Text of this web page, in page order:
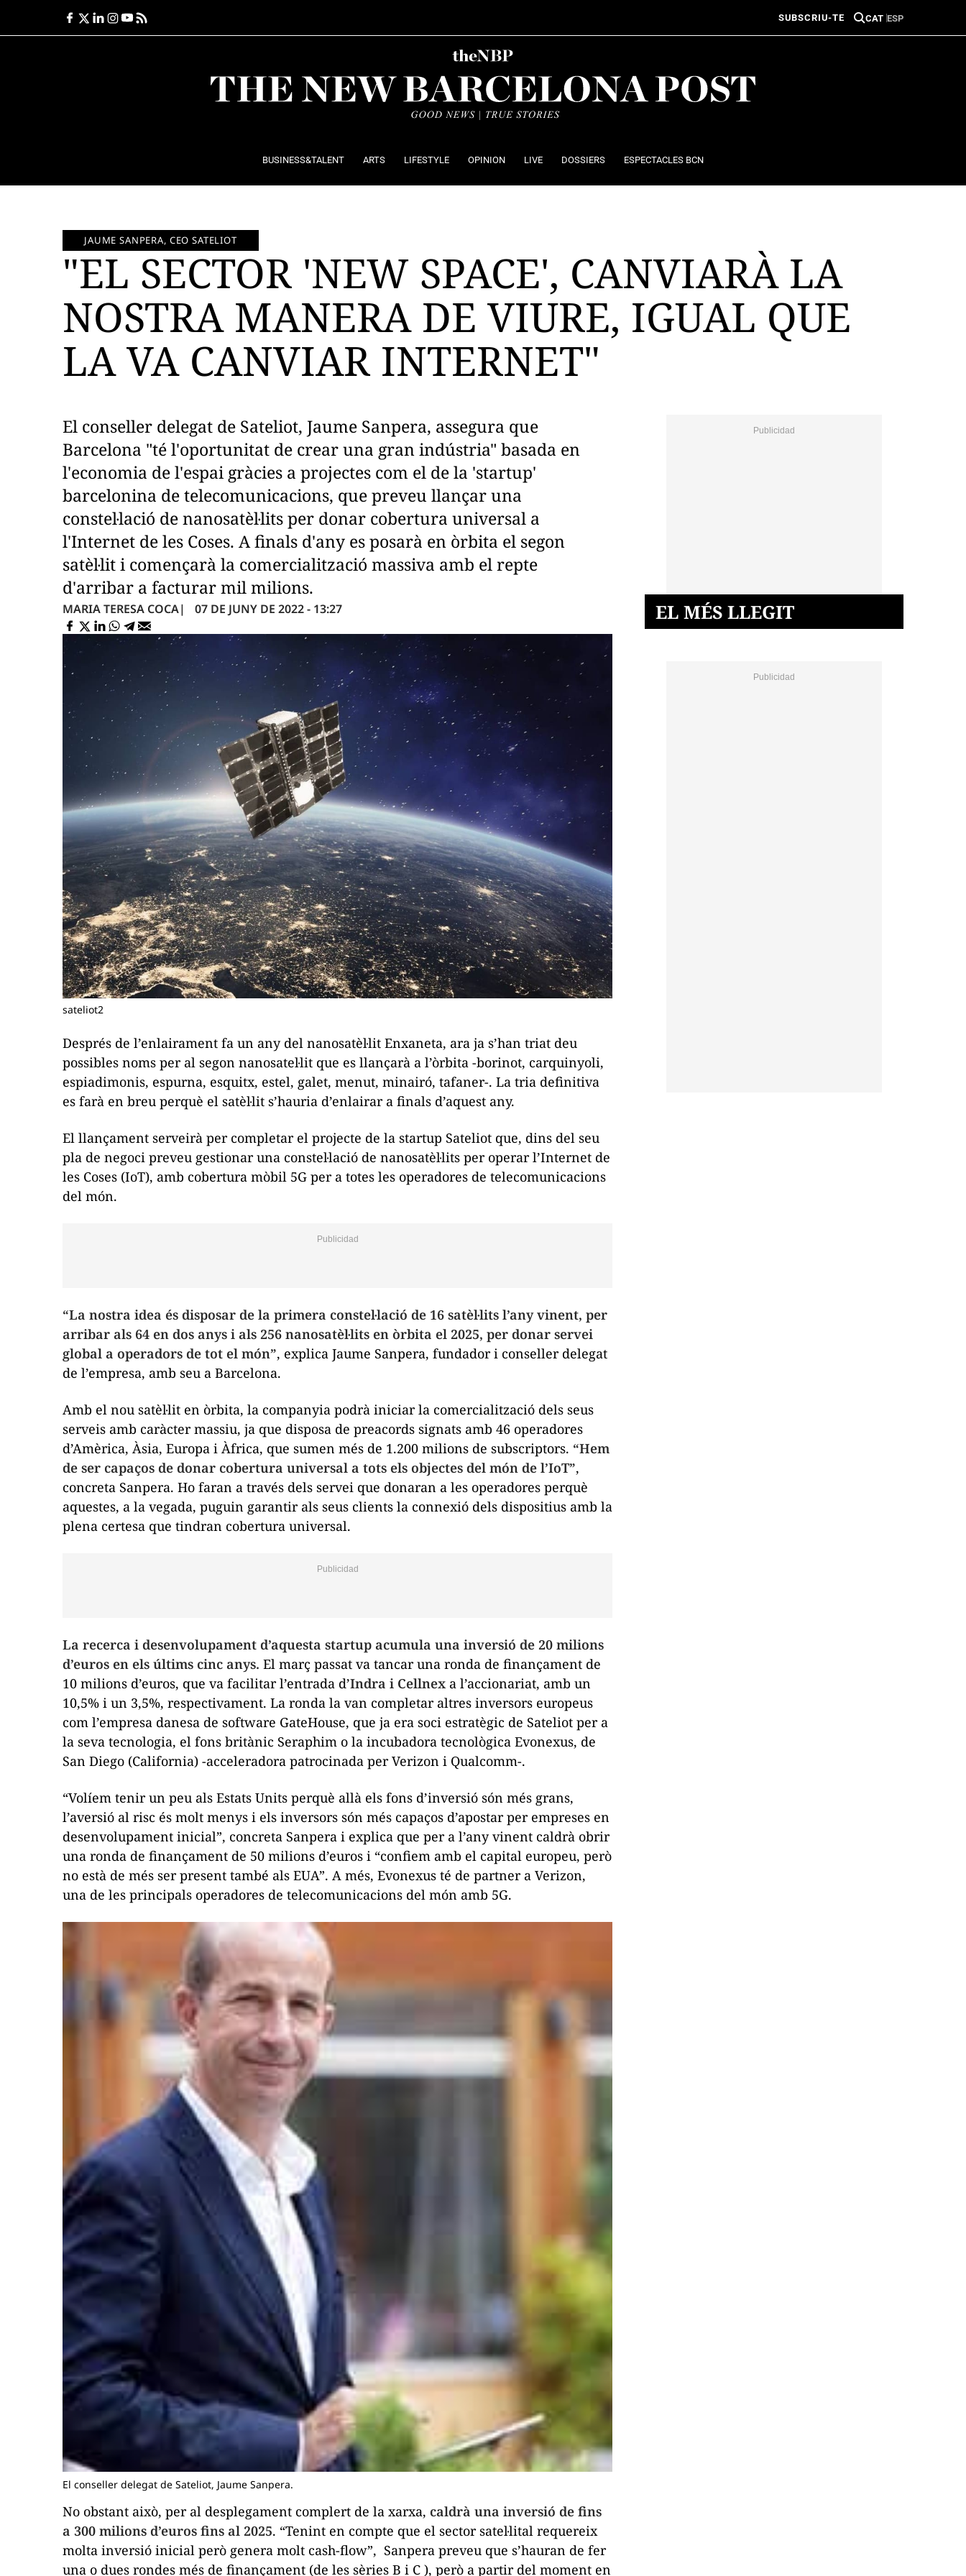
contenido
SUBSCRIU-TE CAT ESP
BUSINESS&TALENT ARTS LIFESTYLE OPINION LIVE DOSSIERS ESPECTACLES BCN
JAUME SANPERA, CEO SATELIOT
"EL SECTOR 'NEW SPACE', CANVIARÀ LA
NOSTRA MANERA DE VIURE, IGUAL QUE
LA VA CANVIAR INTERNET"
El conseller delegat de Sateliot, Jaume Sanpera, assegura que
Barcelona "té l'oportunitat de crear una gran indústria" basada en
l'economia de l'espai gràcies a projectes com el de la 'startup'
barcelonina de telecomunicacions, que preveu llançar una
constel·lació de nanosatèl·lits per donar cobertura universal a
l'Internet de les Coses. A finals d'any es posarà en òrbita el segon
satèl·lit i començarà la comercialització massiva amb el repte
d'arribar a facturar mil milions.
MARIA TERESA COCA 07 DE JUNY DE 2022 - 13:27
sateliot2
Després de l’enlairament fa un any del nanosatèl·lit Enxaneta, ara ja s’han triat deu
possibles noms per al segon nanosatel·lit que es llançarà a l’òrbita -borinot, carquinyoli,
espiadimonis, espurna, esquitx, estel, galet, menut, minairó, tafaner-. La tria definitiva
es farà en breu perquè el satèl·lit s’hauria d’enlairar a finals d’aquest any.
El llançament serveirà per completar el projecte de la startup Sateliot que, dins del seu
pla de negoci preveu gestionar una constel·lació de nanosatèl·lits per operar l’Internet de
les Coses (IoT), amb cobertura mòbil 5G per a totes les operadores de telecomunicacions
del món.
“La nostra idea és disposar de la primera constel·lació de 16 satèl·lits l’any vinent, per
arribar als 64 en dos anys i als 256 nanosatèl·lits en òrbita el 2025, per donar servei
global a operadors de tot el món”, explica Jaume Sanpera, fundador i conseller delegat
de l’empresa, amb seu a Barcelona.
Amb el nou satèl·lit en òrbita, la companyia podrà iniciar la comercialització dels seus
serveis amb caràcter massiu, ja que disposa de preacords signats amb 46 operadores
d’Amèrica, Àsia, Europa i Àfrica, que sumen més de 1.200 milions de subscriptors. “Hem
de ser capaços de donar cobertura universal a tots els objectes del món de l’IoT”,
concreta Sanpera. Ho faran a través dels servei que donaran a les operadores perquè
aquestes, a la vegada, puguin garantir als seus clients la connexió dels dispositius amb la
plena certesa que tindran cobertura universal.
La recerca i desenvolupament d’aquesta startup acumula una inversió de 20 milions
d’euros en els últims cinc anys. El març passat va tancar una ronda de finançament de
10 milions d’euros, que va facilitar l’entrada d’Indra i Cellnex a l’accionariat, amb un
10,5% i un 3,5%, respectivament. La ronda la van completar altres inversors europeus
com l’empresa danesa de software GateHouse, que ja era soci estratègic de Sateliot per a
la seva tecnologia, el fons britànic Seraphim o la incubadora tecnològica Evonexus, de
San Diego (California) -acceleradora patrocinada per Verizon i Qualcomm-.
“Volíem tenir un peu als Estats Units perquè allà els fons d’inversió són més grans,
l’aversió al risc és molt menys i els inversors són més capaços d’apostar per empreses en
desenvolupament inicial”, concreta Sanpera i explica que per a l’any vinent caldrà obrir
una ronda de finançament de 50 milions d’euros i “confiem amb el capital europeu, però
no està de més ser present també als EUA”. A més, Evonexus té de partnera Verizon,
una de les principals operadores de telecomunicacions del món amb 5G.
El conseller delegat de Sateliot, Jaume Sanpera.
No obstant això, per al desplegament complert de la xarxa, caldrà una inversió de fins
a 300 milions d’euros fins al 2025. “Tenint en compte que el sector satel·lital requereix
molta inversió inicial però genera molt cash-flow”, Sanpera preveu que s’hauran de fer
una o dues rondes més de finançament (de les sèries B i C ), però a partir del moment en
EL MÉS LLEGIT